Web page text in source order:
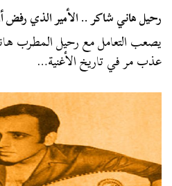
رحيل هاني شاكر .. الأمير الذي رفض
يصعب التعامل مع رحيل المطرب
عذب مر في تاريخ الأغنية…